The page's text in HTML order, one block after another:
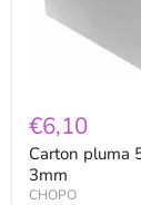
€6,10
Carton pluma
3mm
CHOPO